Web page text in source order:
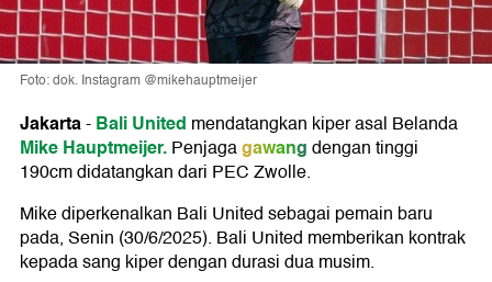
Foto: dok. Instagram @mikehauptmeijer
Jakarta-Bali United mendatangkan kiper asal Belanda
Mike Hauptmeijer.Penjagagawangdengan tinggi
190cm didatangkan dari PEC Zwolle.
Mike diperkenalkan Bali United sebagai pemain baru
pada, Senin (30/6/2025). Bali United memberikan kontrak
kepada sang kiper dengan durasi dua musim.